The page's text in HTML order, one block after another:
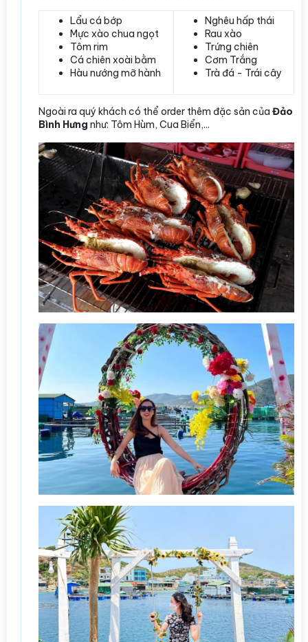
Lẩu cá bớp
Mực xào chua ngọt
Tôm rim
Cá chiên xoài bằm
Hàu nướng mỡ hành
Nghêu hấp thái
Rau xào
Trứng chiên
Cơm Trắng
Trà đá - Trái cây
Ngoài ra quý khách có thể order thêm đặc sản của Đảo
Bình Hưng như: Tôm Hùm, Cua Biển,...